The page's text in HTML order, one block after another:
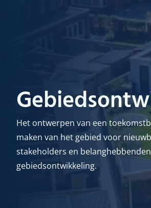
Het ontwerpen van een
maken van het gebied voor
stakeholders en belanghebbenden
gebiedsontwikkeling.